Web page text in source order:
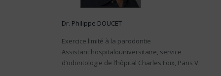
Dr. Philippe DOUCET
Exercice limité à la parodontie
Assistant hospitalouniversitaire, service
d’odontologie de l’hôpital Charles Foix, Paris V